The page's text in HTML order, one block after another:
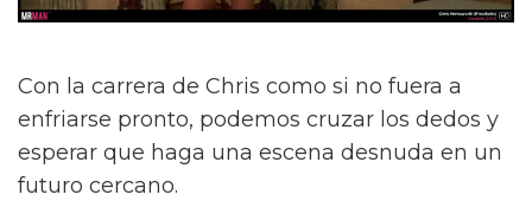
Con la carrera de Chris como si no fuera a
enfriarse pronto, podemos cruzar los dedos y
esperar que haga una escena desnuda en un
futuro cercano.